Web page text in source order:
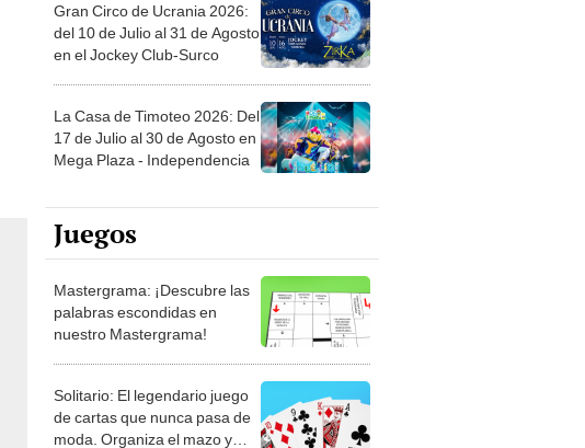
Gran Circo de Ucrania 2026:
del 10 de Julio al 31 de Agosto
en el Jockey Club-Surco
La Casa de Timoteo 2026: Del
17 de Julio al 30 de Agosto en
Mega Plaza - Independencia
Juegos
Mastergrama: ¡Descubre las
palabras escondidas en
nuestro Mastergrama!
Solitario: El legendario juego
de cartas que nunca pasa de
moda. Organiza el mazo y